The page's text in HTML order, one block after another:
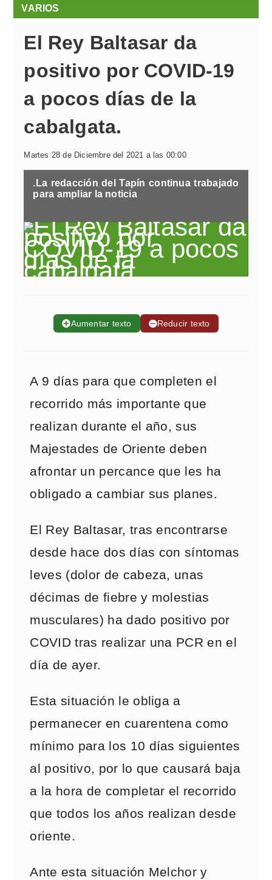
VARIOS
El Rey Baltasar da
positivo por COVID-19
a pocos días de la
cabalgata.
Martes 28 de Diciembre del 2021 a las 00:00
.La redacción del Tapín continua trabajado
para ampliar la noticia
➕Aumentar texto ➖Reducir texto
A 9 días para que completen el
recorrido más importante que
realizan durante el año, sus
Majestades de Oriente deben
afrontar un percance que les ha
obligado a cambiar sus planes.
El Rey Baltasar, tras encontrarse
desde hace dos días con síntomas
leves (dolor de cabeza, unas
décimas de fiebre y molestias
musculares) ha dado positivo por
COVID tras realizar una PCR en el
día de ayer.
Esta situación le obliga a
permanecer en cuarentena como
mínimo para los 10 días siguientes
al positivo, por lo que causará baja
a la hora de completar el recorrido
que todos los años realizan desde
oriente.
Ante esta situación Melchor y